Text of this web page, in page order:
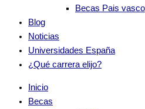
Becas Pais vasco
Blog
Noticias
Universidades España
¿Qué carrera elijo?
Inicio
Becas